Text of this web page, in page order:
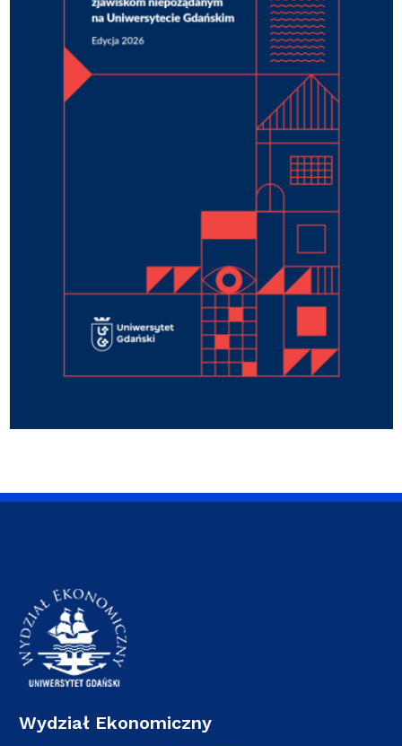
Wydział Ekonomiczny